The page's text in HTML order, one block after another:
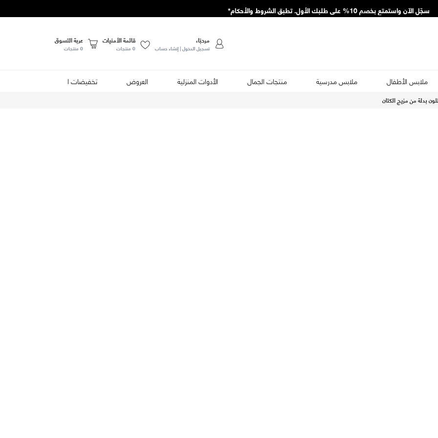
سجّل الآن واستمتع بخصم 10% على طلبك الأول. تطبق الشروط والأحكام*
مرحبًا،
تسجيل الدخول | إنشاء حساب
قائمة الأمنيات
0 منتجات
عربة التسوق
0 منتجات
ملابس الأطفال ملابس مدرسية منتجات الجمال الأدوات المنزلية العروض تخفيضات الصيف
بدلة من مزيج الكتان